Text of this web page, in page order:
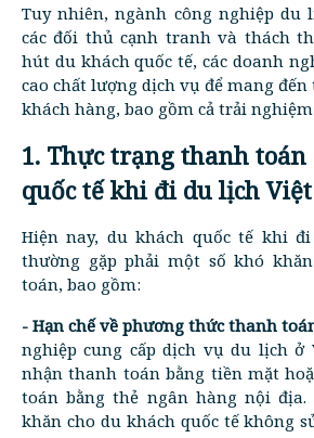
Tuy nhiên, ngành công nghiệp du
các đối thủ cạnh tranh và thách
hút du khách quốc tế, các doanh
cao chất lượng dịch vụ để mang
khách hàng, bao gồm cả trải
1. Thực trạng thanh toán
quốc tế khi đi du lịch
Hiện nay, du khách quốc tế khi
thường gặp phải một số khó
toán, bao gồm:
- Hạn chế về phương thức thanh
nghiệp cung cấp dịch vụ du lịch ở
nhận thanh toán bằng tiền mặt
toán bằng thẻ ngân hàng nội
khăn cho du khách quốc tế không